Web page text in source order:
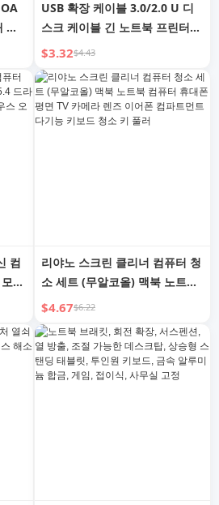
걸
USB 확장 케이블 3.0/2.0 U 디
스크 케이블 긴 노트북 프린터
남성-여성 데이터 케이블 전원
공급 마우스 키보드 충전 인터페
이스 어댑터 케이블 자동차
1/3/5 M 적용 가능
$3.32$4.43
컴
듈
헤
리야노 스크린 클리너 컴퓨터 청
소 세트 (무알코올) 맥북 노트북
컴퓨터 휴대폰 평면 TV 카메라
렌즈 이어폰 컴파트먼트 다기능
키보드 청소 키 풀러
$4.67$6.22